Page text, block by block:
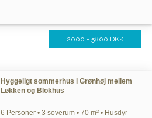
2000 - 5800 DKK
Hyggeligt sommerhus i Grønhøj mellem
Løkken og Blokhus
6 Personer • 3 soverum • 70 m² • Husdyr